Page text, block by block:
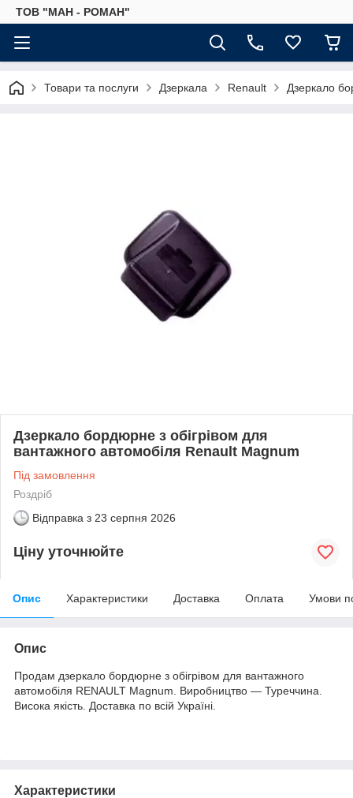
ТОВ "МАН - РОМАН"
Товари та послуги Дзеркала Renault Дзеркало
Дзеркало бордюрне з обігрівом для
вантажного автомобіля Renault Magnum
Під замовлення
Роздріб
Відправка з 23 серпня 2026
Ціну уточнюйте
Опис Характеристики Доставка Оплата Умови
Опис
Продам дзеркало бордюрне з обігрівом для вантажного
автомобіля RENAULT Magnum. Виробництво — Туреччина.
Висока якість. Доставка по всій Україні.
Характеристики